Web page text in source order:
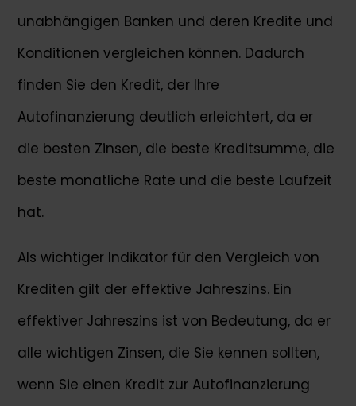
unabhängigen Banken und deren Kredite und
Konditionen vergleichen können. Dadurch
finden Sie den Kredit, der Ihre
Autofinanzierung deutlich erleichtert, da er
die besten Zinsen, die beste Kreditsumme, die
beste monatliche Rate und die beste Laufzeit
hat.
Als wichtiger Indikator für den Vergleich von
Krediten gilt der effektive Jahreszins. Ein
effektiver Jahreszins ist von Bedeutung, da er
alle wichtigen Zinsen, die Sie kennen sollten,
wenn Sie einen Kredit zur Autofinanzierung